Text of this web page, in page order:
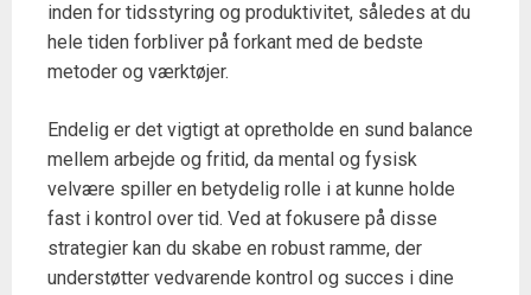
inden for tidsstyring og produktivitet, således at du
hele tiden forbliver på forkant med de bedste
metoder og værktøjer.
Endelig er det vigtigt at opretholde en sund balance
mellem arbejde og fritid, da mental og fysisk
velvære spiller en betydelig rolle i at kunne holde
fast i kontrol over tid. Ved at fokusere på disse
strategier kan du skabe en robust ramme, der
understøtter vedvarende kontrol og succes i dine